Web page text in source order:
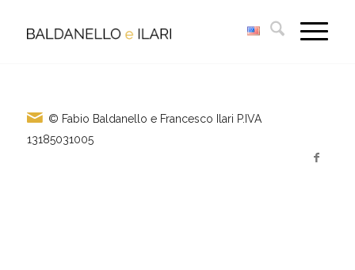
© Fabio Baldanello e Francesco Ilari P.IVA
13185031005